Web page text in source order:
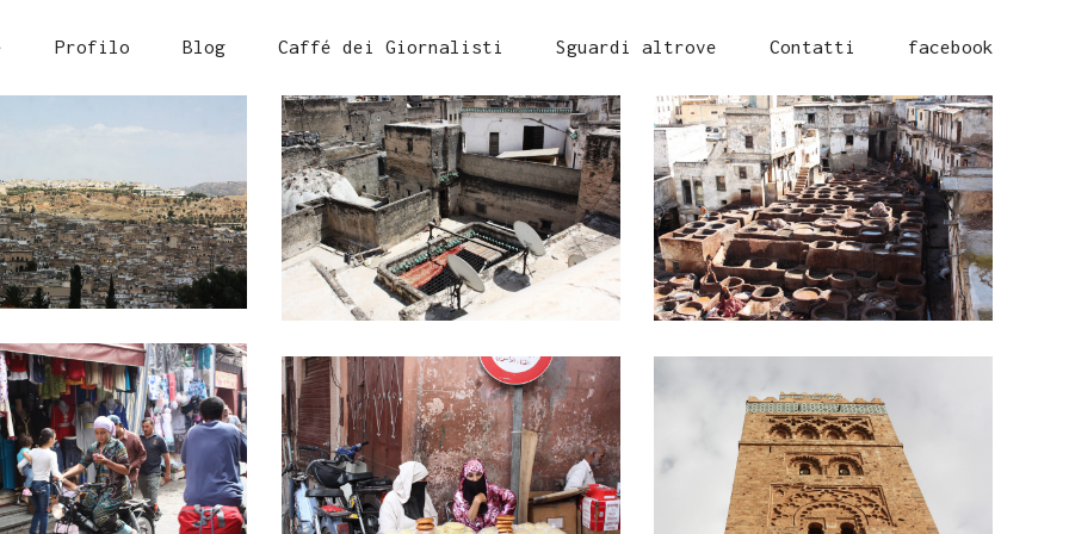
Profilo Blog Caffé dei Giornalisti Sguardi altrove Contatti facebook